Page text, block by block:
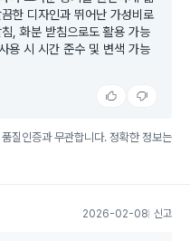
한 디자인과 뛰어난 가성비로
, 화분 받침으로도 활용 가능
용 시 시간 준수 및 변색 가능
질인증과 무관합니다. 정확한 정보는
2026-02-08 신고